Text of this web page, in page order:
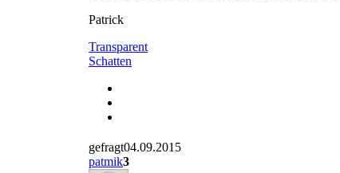
Patrick
Transparent
Schatten
gefragt04.09.2015
patmik3